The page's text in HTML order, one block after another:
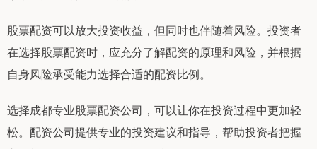
股票配资可以放大投资收益，但同时也伴随着风险。投资者
在选择股票配资时，应充分了解配资的原理和风险，并根据
自身风险承受能力选择合适的配资比例。
选择成都专业股票配资公司，可以让你在投资过程中更加轻
松。配资公司提供专业的投资建议和指导，帮助投资者把握